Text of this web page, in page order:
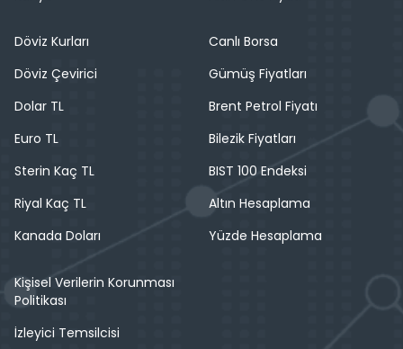
Döviz Kurları
Döviz Çevirici
Dolar TL
Euro TL
Sterin Kaç TL
Riyal Kaç TL
Kanada Doları
Canlı Borsa
Gümüş Fiyatları
Brent Petrol Fiyatı
Bilezik Fiyatları
BIST 100 Endeksi
Altın Hesaplama
Yüzde Hesaplama
Kişisel Verilerin Korunması
Politikası
İzleyici Temsilcisi